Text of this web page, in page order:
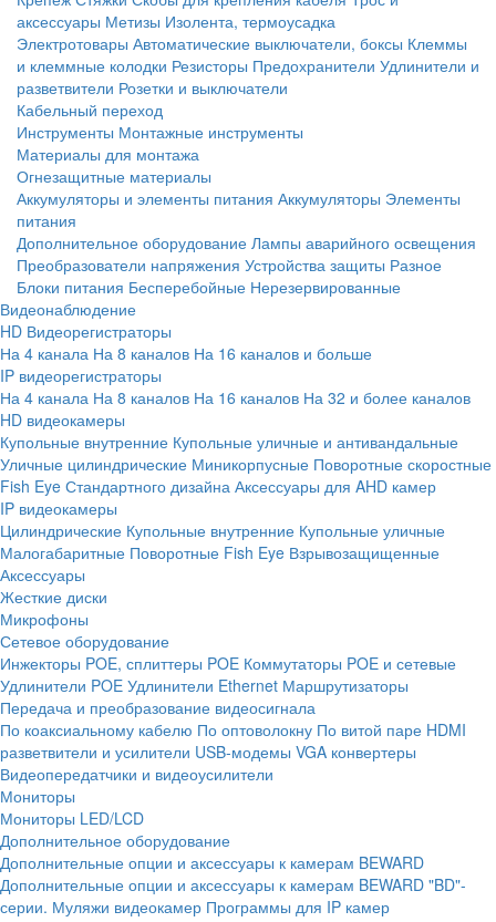
аксессуары Метизы Изолента, термоусадка
Электротовары Автоматические выключатели, боксы Клеммы
и клеммные колодки Резисторы Предохранители Удлинители и
разветвители Розетки и выключатели
Кабельный переход
Инструменты Монтажные инструменты
Материалы для монтажа
Огнезащитные материалы
Аккумуляторы и элементы питания Аккумуляторы Элементы
питания
Дополнительное оборудование Лампы аварийного освещения
Преобразователи напряжения Устройства защиты Разное
Блоки питания Бесперебойные Нерезервированные
Видеонаблюдение
HD Видеорегистраторы
На 4 канала На 8 каналов На 16 каналов и больше
IP видеорегистраторы
На 4 канала На 8 каналов На 16 каналов На 32 и более каналов
HD видеокамеры
Купольные внутренние Купольные уличные и антивандальные
Уличные цилиндрические Миникорпусные Поворотные скоростные
Fish Eye Стандартного дизайна Аксессуары для AHD камер
IP видеокамеры
Цилиндрические Купольные внутренние Купольные уличные
Малогабаритные Поворотные Fish Eye Взрывозащищенные
Аксессуары
Жесткие диски
Микрофоны
Сетевое оборудование
Инжекторы POE, сплиттеры POE Коммутаторы POE и сетевые
Удлинители POE Удлинители Ethernet Маршрутизаторы
Передача и преобразование видеосигнала
По коаксиальному кабелю По оптоволокну По витой паре HDMI
разветвители и усилители USB-модемы VGA конвертеры
Видеопередатчики и видеоусилители
Мониторы
Мониторы LED/LCD
Дополнительное оборудование
Дополнительные опции и аксессуары к камерам BEWARD
Дополнительные опции и аксессуары к камерам BEWARD "BD"-
серии. Муляжи видеокамер Программы для IP камер